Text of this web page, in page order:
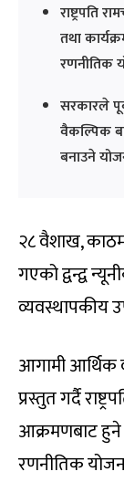
राष्ट्रपति
तथा
रणनीतिक
सरकारले
वैकल्पिक
बनाउने
२८ वैशाख,
गएको द्वन्द्व
व्यवस्थापकीय
आगामी आर्थिक
प्रस्तुत गर्दै
आक्रमणबाट हुने
रणनीतिक